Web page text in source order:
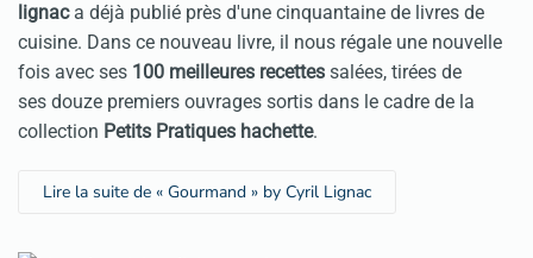
lignaca déjà publié près d'une cinquantaine de livres de
cuisine. Dans ce nouveau livre, il nous régale une nouvelle
fois avec ses 100 meilleures recettes salées, tirées de
ses douze premiers ouvrages sortis dans le cadre de la
collection Petits Pratiques hachette.
Lire la suite de « Gourmand » by Cyril Lignac